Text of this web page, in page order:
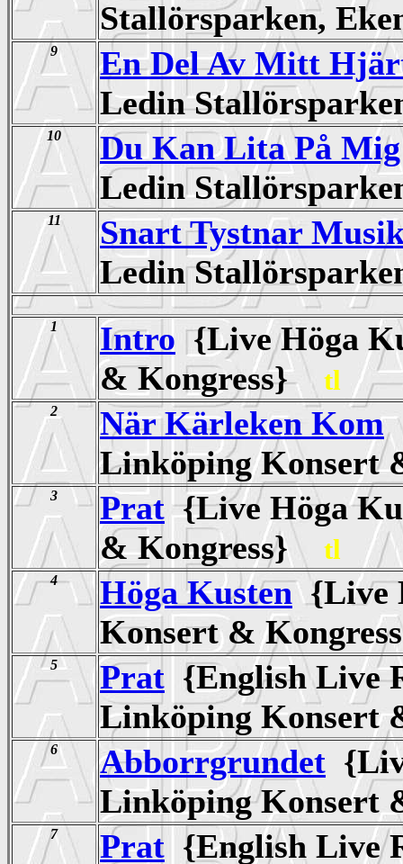
Stallörsparken,
9
En Del Av Mitt
Ledin
10 Du Kan Lita På Mig
Ledin
11
Snart Tystnar
Ledin
1 Intro {Live Höga
& Kongress} tl
2 När Kärleken Kom
Linköping
3 Prat{Live Höga
& Kongress} tl
4 Höga Kusten{Live
Konsert &
5 Prat {English Live
Linköping
6 Abborrgrundet
Linköping
7 Prat {English Live